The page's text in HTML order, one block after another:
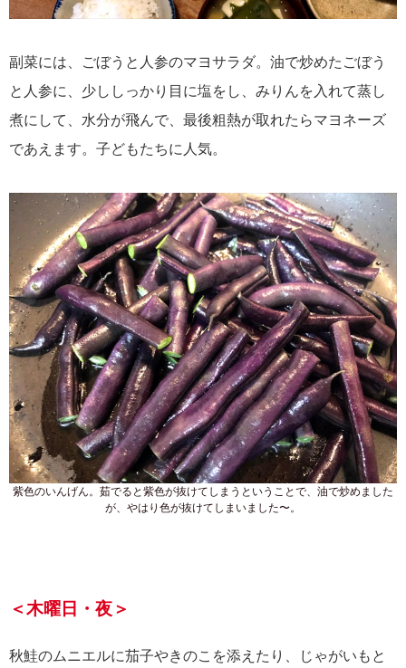
副菜には、ごぼうと人参のマヨサラダ。油で炒めたごぼう
と人参に、少ししっかり目に塩をし、みりんを入れて蒸し
煮にして、水分が飛んで、最後粗熱が取れたらマヨネーズ
であえます。子どもたちに人気。
紫色のいんげん。茹でると紫色が抜けてしまうということで、油で炒めました
が、やはり色が抜けてしまいました〜。
＜木曜日・夜＞
秋鮭のムニエルに茄子やきのこを添えたり、じゃがいもと